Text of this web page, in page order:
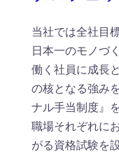
当社では全社目
日本一のモノづ
働く社員に成長
の核となる強み
ナル手当制度』
職場それぞれに
がる資格試験を